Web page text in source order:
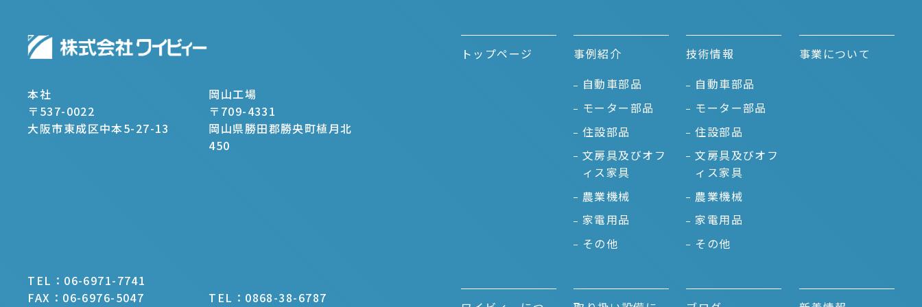
トップページ
事例紹介
自動車部品
モーター部品
住設部品
文房具及びオフ
ィス家具
農業機械
家電用品
その他
技術情報
自動車部品
モーター部品
住設部品
文房具及びオフ
ィス家具
農業機械
家電用品
その他
事業について
本社
〒537-0022
大阪市東成区中本5-27-13
TEL：06-6971-7741
FAX：06-6976-5047
岡山工場
〒709-4331
岡山県勝田郡勝央町植月北
450
TEL：0868-38-6787